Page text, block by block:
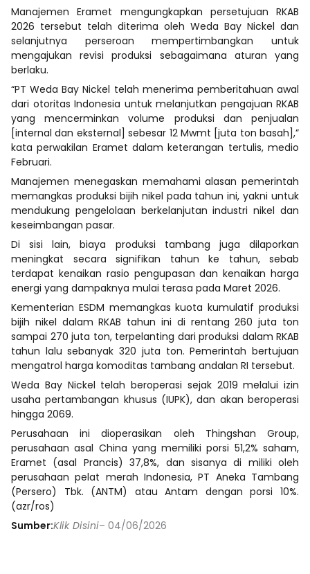
Manajemen Eramet mengungkapkan persetujuan RKAB
2026 tersebut telah diterima oleh Weda Bay Nickel dan
selanjutnya perseroan mempertimbangkan untuk
mengajukan revisi produksi sebagaimana aturan yang
berlaku.
“PT Weda Bay Nickel telah menerima pemberitahuan awal
dari otoritas Indonesia untuk melanjutkan pengajuan RKAB
yang mencerminkan volume produksi dan penjualan
[internal dan eksternal] sebesar 12 Mwmt [juta ton basah],”
kata perwakilan Eramet dalam keterangan tertulis, medio
Februari.
Manajemen menegaskan memahami alasan pemerintah
memangkas produksi bijih nikel pada tahun ini, yakni untuk
mendukung pengelolaan berkelanjutan industri nikel dan
keseimbangan pasar.
Di sisi lain, biaya produksi tambang juga dilaporkan
meningkat secara signifikan tahun ke tahun, sebab
terdapat kenaikan rasio pengupasan dan kenaikan harga
energi yang dampaknya mulai terasa pada Maret 2026.
Kementerian ESDM memangkas kuota kumulatif produksi
bijih nikel dalam RKAB tahun ini di rentang 260 juta ton
sampai 270 juta ton, terpelanting dari produksi dalam RKAB
tahun lalu sebanyak 320 juta ton. Pemerintah bertujuan
mengatrol harga komoditas tambang andalan RI tersebut.
Weda Bay Nickel telah beroperasi sejak 2019 melalui izin
usaha pertambangan khusus (IUPK), dan akan beroperasi
hingga 2069.
Perusahaan ini dioperasikan oleh Thingshan Group,
perusahaan asal China yang memiliki porsi 51,2% saham,
Eramet (asal Prancis) 37,8%, dan sisanya di miliki oleh
perusahaan pelat merah Indonesia, PT Aneka Tambang
(Persero) Tbk. (ANTM) atau Antam dengan porsi 10%.
(azr/ros)
Sumber:Klik Disini– 04/06/2026